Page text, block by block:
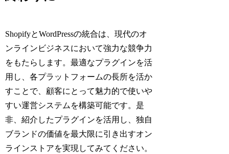
ShopifyとWordPressの統合は、現代のオ
ンラインビジネスにおいて強力な競争力
をもたらします。最適なプラグインを活
用し、各プラットフォームの長所を活か
すことで、顧客にとって魅力的で使いや
すい運営システムを構築可能です。是
非、紹介したプラグインを活用し、独自
ブランドの価値を最大限に引き出すオン
ラインストアを実現してみてください。